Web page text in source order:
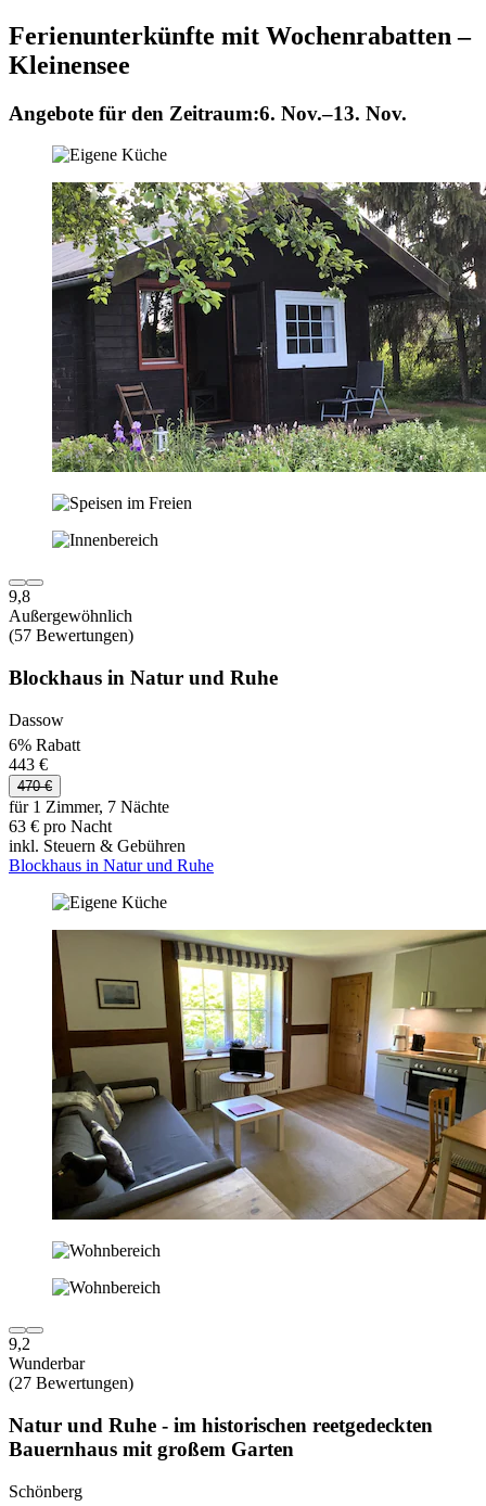
Ferienunterkünfte mit Wochenrabatten –
Kleinensee
Angebote für den Zeitraum:6. Nov.–13. Nov.
9,8
Außergewöhnlich
(57 Bewertungen)
Blockhaus in Natur und Ruhe
Dassow
6% Rabatt
443 €
470 €
für 1 Zimmer, 7 Nächte
63 € pro Nacht
inkl. Steuern & Gebühren
Blockhaus in Natur und Ruhe
9,2
Wunderbar
(27 Bewertungen)
Natur und Ruhe - im historischen reetgedeckten
Bauernhaus mit großem Garten
Schönberg